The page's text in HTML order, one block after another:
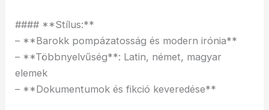
#### **Stílus:**
– **Barokk pompázatosság és modern irónia**
– **Többnyelvűség**: Latin, német, magyar
elemek
– **Dokumentumok és fikció keveredése**